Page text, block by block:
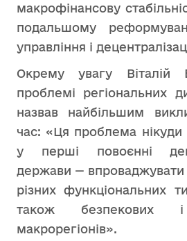
макрофінансову
подальшому
управління і
Окрему увагу Віталій
проблемі регіональних
назвав найбільшим
час: «Ця проблема нікуди
у перші повоєнні
держави — впроваджувати
різних функціональних
також безпекових і
макрорегіонів».